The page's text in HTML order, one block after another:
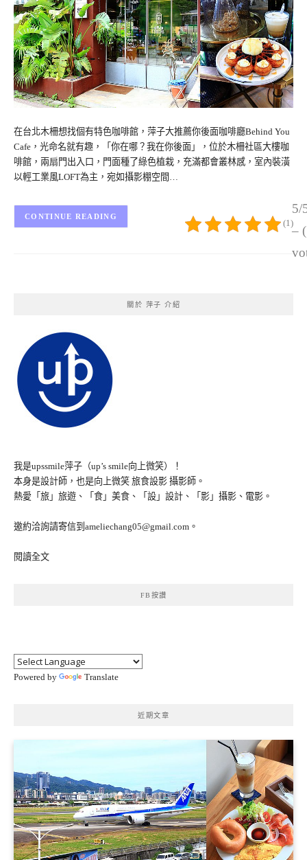
在台北木柵想找個有特色咖啡館，萍子大推薦你後面咖啡廳Behind You
Cafe，光命名就有趣，「你在哪？我在你後面」，位於木柵社區大樓咖
啡館，兩扇門出入口，門面種了綠色植栽，充滿都會叢林感，室內裝潢
以輕工業風LOFT為主，宛如攝影棚空間…
5/
–
(1)
CONTINUE READING
關於 萍子 介紹
我是upssmile萍子（up’s smile向上微笑）！
本身是設計師，也是向上微笑 旅食設影 攝影師。
熱愛「旅」旅遊、「食」美食、「設」設計、「影」攝影、電影。
邀約洽詢請寄信到ameliechang05@gmail.com。
閱讀全文
FB按讚
Powered by Translate
近期文章